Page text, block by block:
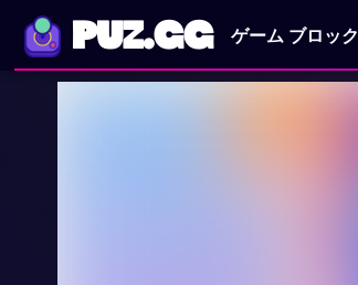
PUZ.GG ゲーム ブロッ